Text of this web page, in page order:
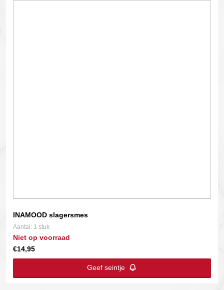
INAMOOD slagersmes
Aantal: 1 stuk
Niet op voorraad
€14,95
Geef seintje